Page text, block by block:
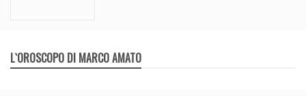
L`OROSCOPO DI MARCO AMATO